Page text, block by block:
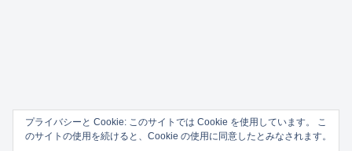
プライバシーと Cookie: このサイトでは Cookie を使用しています。 こ
のサイトの使用を続けると、Cookie の使用に同意したとみなされます。